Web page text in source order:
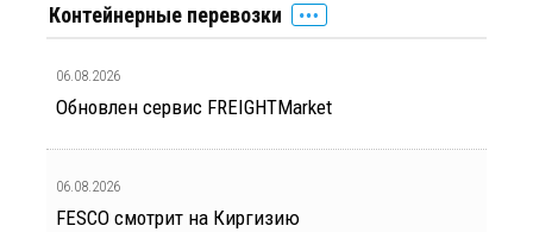
Контейнерные перевозки
06.08.2026
Обновлен сервис FREIGHTMarket
06.08.2026
FESCO смотрит на Киргизию